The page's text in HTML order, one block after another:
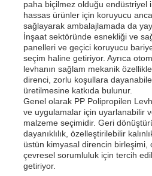
paha biçilmez olduğu endüstriyel
hassas ürünler için koruyucu
sağlayarak ambalajlamada da
İnşaat sektöründe esnekliği ve
panelleri ve geçici koruyucu
seçim haline getiriyor. Ayrıca
levhanın sağlam mekanik
direnci, zorlu koşullara
üretilmesine katkıda bulunur.
Genel olarak PP Polipropilen
ve uygulamalar için uyarlanabilir
malzeme seçimidir. Geri
dayanıklılık, özelleştirilebilir
üstün kimyasal direncin
çevresel sorumluluk için tercih
getiriyor.